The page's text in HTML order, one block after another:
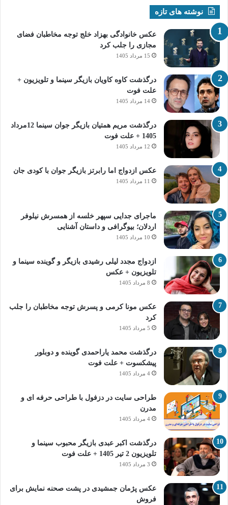
نوشته های تازه
عکس خانوادگی بهزاد خلج توجه مخاطبان فضای
مجازی را جلب کرد
15 مرداد 1405
درگذشت کاوه کاویان بازیگر سینما و تلویزیون +
علت فوت
14 مرداد 1405
درگذشت مریم همتیان بازیگر جوان سینما 12مرداد
1405 + علت فوت
12 مرداد 1405
عکس ازدواج اما رابرتز بازیگر جوان با کودی جان
11 مرداد 1405
ماجرای جدایی سپهر خلسه از همسرش نیلوفر
اردلان؛ بیوگرافی و داستان آشنایی
10 مرداد 1405
ازدواج مجدد لیلی رشیدی بازیگر و گوینده سینما و
تلویزیون + عکس
8 مرداد 1405
عکس مونا کرمی و پسرش توجه مخاطبان را جلب
کرد
5 مرداد 1405
درگذشت محمد یاراحمدی گوینده و دوبلور
پیشکسوت + علت فوت
4 مرداد 1405
طراحی سایت در دزفول با طراحی حرفه‌ ای و
مدرن
4 مرداد 1405
درگذشت اکبر عبدی بازیگر محبوب سینما و
تلویزیون 2 تیر 1405 + علت فوت
3 مرداد 1405
عکس پژمان جمشیدی در پشت صحنه نمایش برای
فروش